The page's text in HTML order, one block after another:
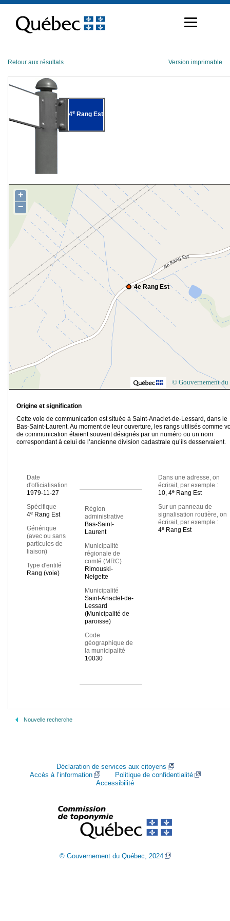
contenu
Retour aux résultats Version imprimable
4e Rang Est
4e Rang Est
+
−
© Gouvernement du
Origine et signification
Cette voie de communication est située à Saint-Anaclet-de-Lessard, dans le
Bas-Saint-Laurent. Au moment de leur ouverture, les rangs utilisés comme
de communication étaient souvent désignés par un numéro ou un nom
correspondant à celui de l’ancienne division cadastrale qu’ils desservaient.
Date
d'officialisation
1979-11-27
Spécifique
4e Rang Est
Générique
(avec ou sans
particules de
liaison)
Type d'entité
Rang (voie)
Région
administrative
Bas-Saint-
Laurent
Municipalité
régionale de
comté (MRC)
Rimouski-
Neigette
Municipalité
Saint-Anaclet-de-
Lessard
(Municipalité de
paroisse)
Code
géographique de
la municipalité
10030
Dans une adresse, on
écrirait, par exemple :
10, 4eRang Est
Sur un panneau de
signalisation routière, on
écrirait, par exemple :
4eRang Est
Nouvelle recherche
Déclaration de services aux citoyens
Accès à l’information
Politique de confidentialité
Accessibilité
© Gouvernement du Québec, 2024